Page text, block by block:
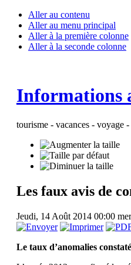
Aller au contenu
Aller au menu principal
Aller à la première colonne
Aller à la seconde colonne
Informations
tourisme - vacances - voyage
Les faux avis de
Jeudi, 14 Août 2014 00:00
Le taux d’anomalies